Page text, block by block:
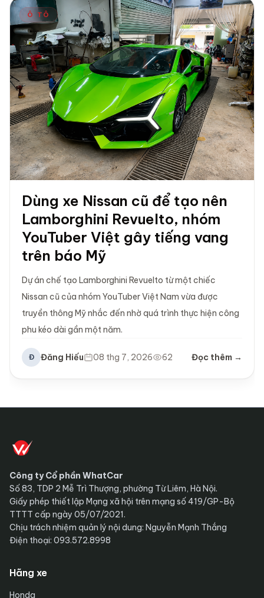
Ô TÔ
Dùng xe Nissan cũ để tạo nên
Lamborghini Revuelto, nhóm
YouTuber Việt gây tiếng vang
trên báo Mỹ
Dự án chế tạo Lamborghini Revuelto từ một chiếc
Nissan cũ của nhóm YouTuber Việt Nam vừa được
truyền thông Mỹ nhắc đến nhờ quá trình thực hiện công
phu kéo dài gần một năm.
Đ Đăng Hiếu 08 thg 7, 2026 62 Đọc thêm →
Công ty Cổ phần WhatCar
Số 83, TDP 2 Mễ Trì Thượng, phường Từ Liêm, Hà Nội.
Giấy phép thiết lập Mạng xã hội trên mạng số 419/GP-Bộ
TTTT cấp ngày 05/07/2021.
Chịu trách nhiệm quản lý nội dung: Nguyễn Mạnh Thắng
Điện thoại: 093.572.8998
Hãng xe
Honda